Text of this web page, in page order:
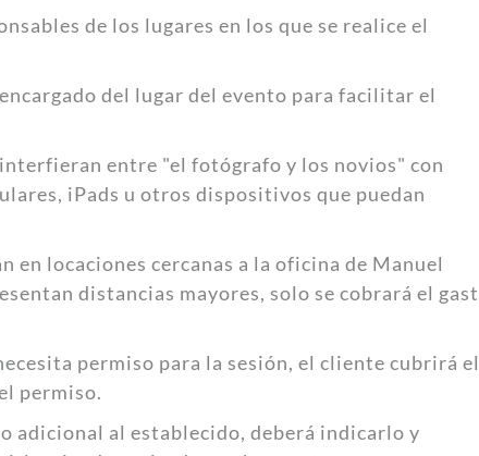
de los lugares en los que se realice el
del lugar del evento para facilitar el
entre "el fotógrafo y los novios" con
iPads u otros dispositivos que puedan
en locaciones cercanas a la oficina de Manuel
distancias mayores, solo se cobrará el
permiso para la sesión, el cliente cubrirá el
permiso.
adicional al establecido, deberá indicarlo y